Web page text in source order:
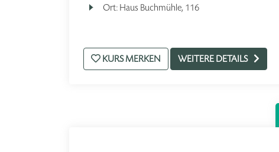
Ort: Haus Buchmühle, 116
KURS MERKEN WEITERE DETAILS